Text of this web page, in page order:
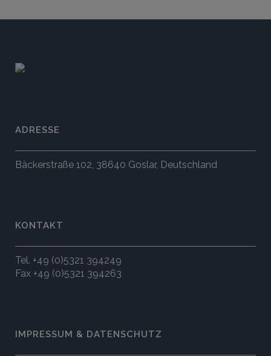
ADRESSE
Bäckerstraße 102, 38640 Goslar, Deutschland
KONTAKT
Tel. +49 (0)5321 394249
Fax +49 (0)5321 394263
IMPRESSUM & DATENSCHUTZ